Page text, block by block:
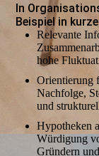
In
Beispiel in
Relevante
hohe
Orientierung
Nachfolge,
und
Hypotheken
Würdigung
Gründern